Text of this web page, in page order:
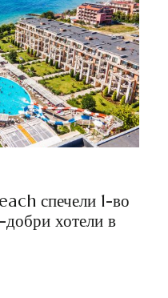
спечели 1-во
хотели в